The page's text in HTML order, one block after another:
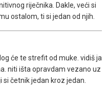
riječnika. Dakle, veći si
ostalom, ti si jedan od njih.
će te strefit od muke. vidiš ja
niti išta opravdam vezano uz
četnik jedan kroz jedan.